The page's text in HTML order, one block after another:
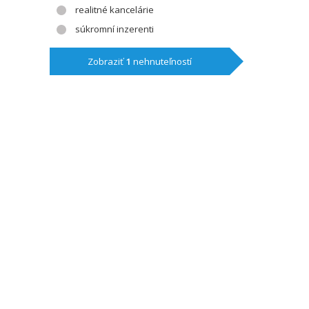
realitné kancelárie
súkromní inzerenti
Zobraziť1 nehnuteľností